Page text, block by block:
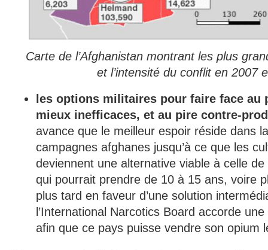
Carte de l’Afghanistan montrant les plus
et l’intensité du conflit en 2007
les options militaires pour faire face au
mieux inefficaces, et au pire contre-
avance que le meilleur espoir réside dans
campagnes afghanes jusqu’à ce que les
deviennent une alternative viable à celle de
qui pourrait prendre de 10 à 15 ans, voire
plus tard en faveur d’une solution
l’International Narcotics Board accorde
afin que ce pays puisse vendre son opium